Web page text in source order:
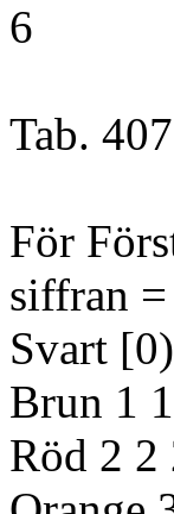
6
Tab.
För
siffran
Svart
Brun 1
Röd 2 2